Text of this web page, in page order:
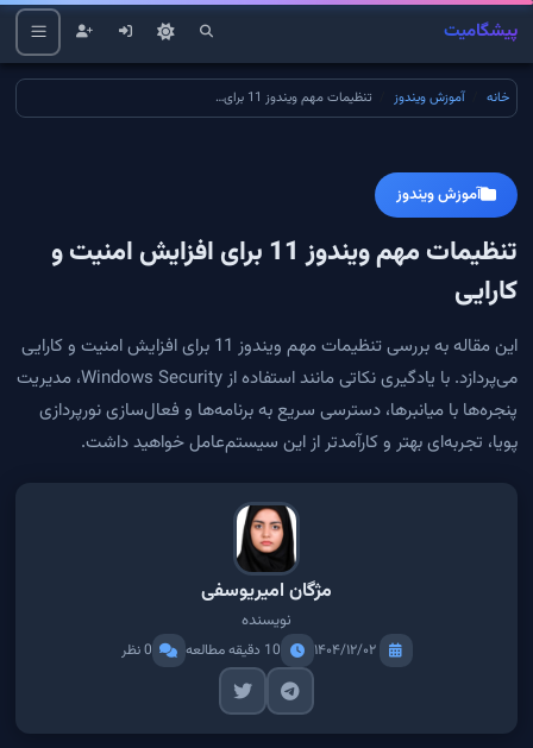
پیشگامیت
خانه آموزش ویندوز تنظیمات مهم ویندوز 11 برای افزایش امنیت و کارایی
آموزش ویندوز
تنظیمات مهم ویندوز 11 برای افزایش امنیت و
کارایی
این مقاله به بررسی تنظیمات مهم ویندوز 11 برای افزایش امنیت و کارایی
می‌پردازد. با یادگیری نکاتی مانند استفاده از Windows Security، مدیریت
پنجره‌ها با میانبرها، دسترسی سریع به برنامه‌ها و فعال‌سازی نورپردازی
پویا، تجربه‌ای بهتر و کارآمدتر از این سیستم‌عامل خواهید داشت.
مژگان امیریوسفی
نویسنده
۱۴۰۴/۱۲/۰۲ 10 دقیقه مطالعه 0 نظر